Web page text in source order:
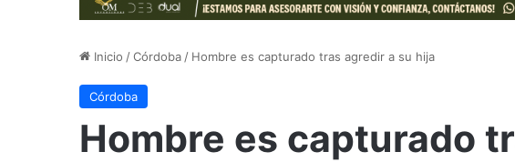
Inicio /Córdoba / Hombre es capturado tras agredir a su hija
Córdoba
Hombre es capturado